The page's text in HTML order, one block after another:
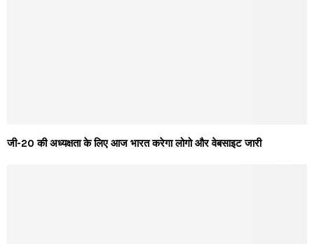
जी-20 की अध्यक्षता के लिए आज भारत करेगा लोगो और वेबसाइट जारी